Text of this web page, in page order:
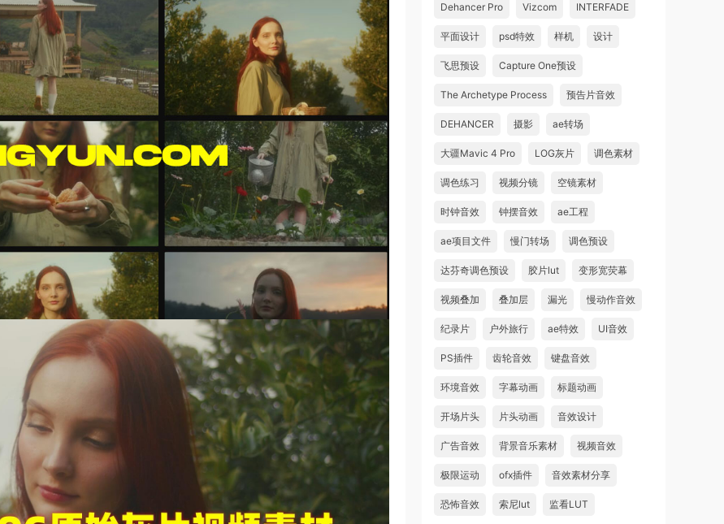
Dehancer Pro Vizcom INTERFADE
平面设计 psd特效 样机 设计
飞思预设 Capture One预设
The Archetype Process 预告片音效
DEHANCER 摄影 ae转场
大疆Mavic 4 Pro LOG灰片 调色素材
调色练习 视频分镜 空镜素材
时钟音效 钟摆音效 ae工程
ae项目文件 慢门转场 调色预设
达芬奇调色预设 胶片lut 变形宽荧幕
视频叠加 叠加层 漏光 慢动作音效
纪录片 户外旅行 ae特效 UI音效
PS插件 齿轮音效 键盘音效
环境音效 字幕动画 标题动画
开场片头 片头动画 音效设计
广告音效 背景音乐素材 视频音效
极限运动 ofx插件 音效素材分享
恐怖音效 索尼lut 监看LUT